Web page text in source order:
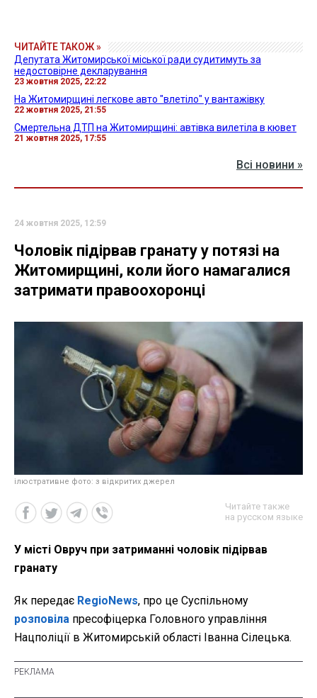
ЧИТАЙТЕ ТАКОЖ »
Депутата Житомирської міської ради судитимуть за
недостовірне декларування
23 жовтня 2025, 22:22
На Житомирщині легкове авто "влетіло" у вантажівку
22 жовтня 2025, 21:55
Смертельна ДТП на Житомирщині: автівка вилетіла в кювет
21 жовтня 2025, 17:55
Всі новини »
24 жовтня 2025, 12:59
Чоловік підірвав гранату у потязі на
Житомирщині, коли його намагалися
затримати правоохоронці
ілюстративне фото: з відкритих джерел
Читайте также
на русском языке
У місті Овруч при затриманні чоловік підірвав
гранату
Як передає RegioNews, про це Суспільному
розповіла пресофіцерка Головного управління
Нацполіції в Житомирській області Іванна Сілецька.